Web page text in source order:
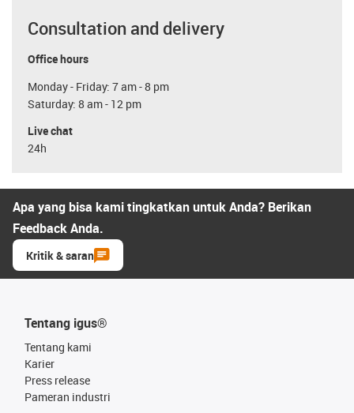
Consultation and delivery
Office hours
Monday - Friday: 7 am - 8 pm
Saturday: 8 am - 12 pm
Live chat
24h
Apa yang bisa kami tingkatkan untuk Anda? Berikan
Feedback Anda.
Kritik & saran
Tentang igus®
Tentang kami
Karier
Press release
Pameran industri